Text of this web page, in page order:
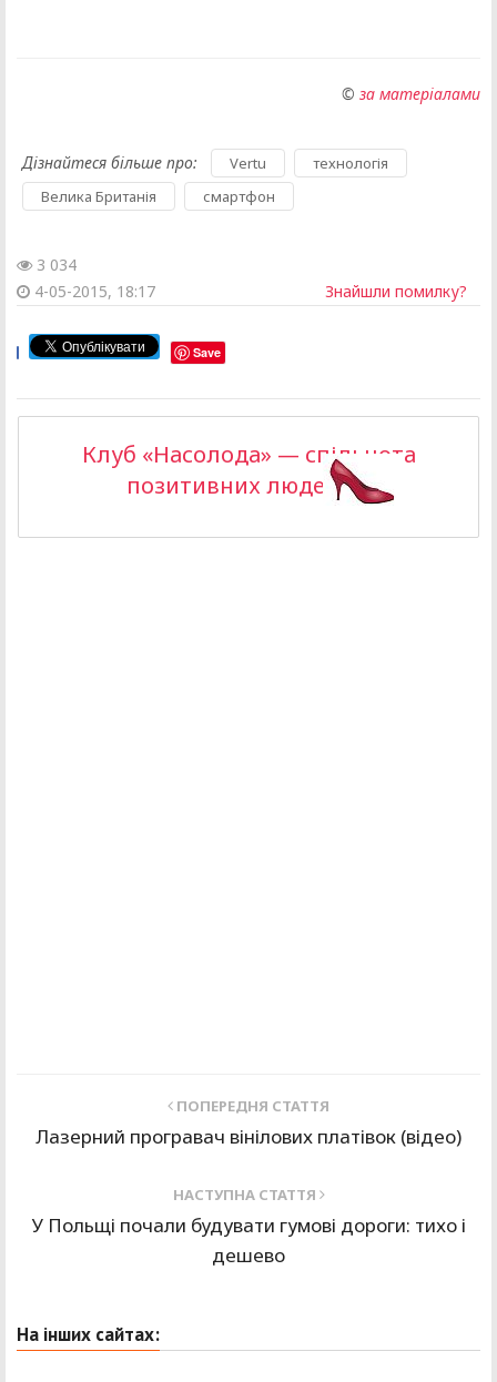
© за матеріалами
Дізнайтеся більше про: Vertu технологія
Велика Британія смартфон
3 034
4-05-2015, 18:17
Знайшли помилку?
Save
Клуб «Насолода» — спільнота
позитивних людей >>
ПОПЕРЕДНЯ СТАТТЯ
Лазерний програвач вінілових платівок (відео)
НАСТУПНА СТАТТЯ
У Польщі почали будувати гумові дороги: тихо і
дешево
На інших сайтах: